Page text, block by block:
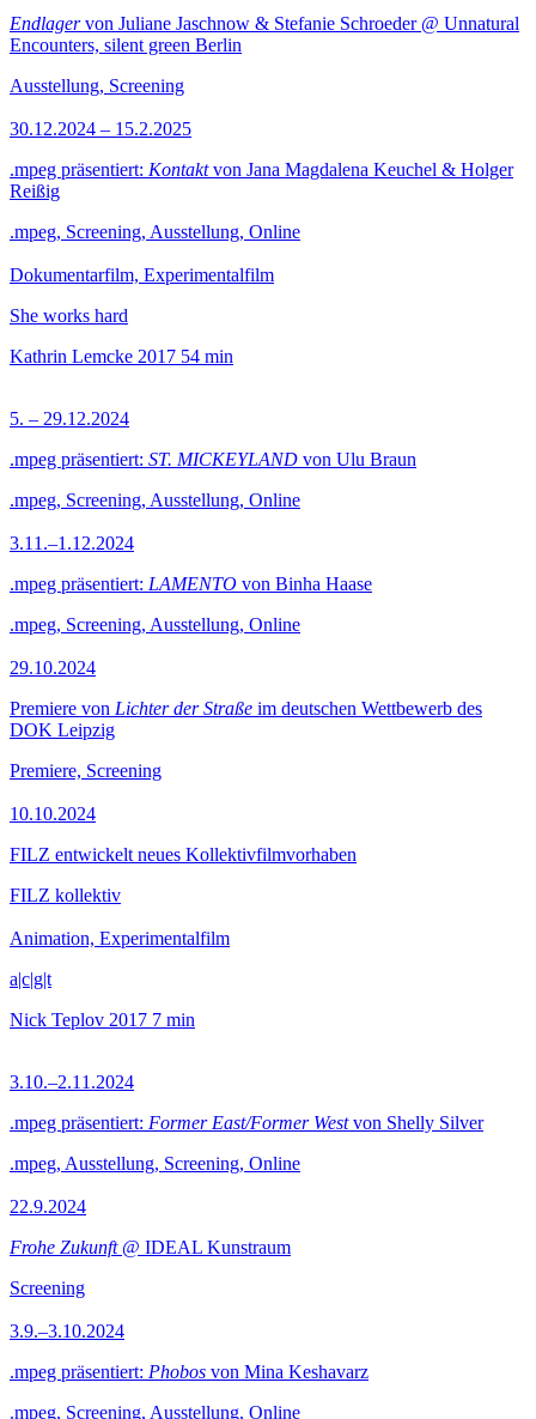
Endlagervon Juliane Jaschnow & Stefanie Schroeder @ Unnatural
Encounters, silent green Berlin
Ausstellung, Screening
30.12.2024 – 15.2.2025
.mpeg präsentiert: Kontaktvon Jana Magdalena Keuchel & Holger
Reißig
.mpeg, Screening, Ausstellung, Online
Dokumentarfilm, Experimentalfilm
She works hard
Kathrin Lemcke 2017 54 min
5. – 29.12.2024
.mpeg präsentiert: ST. MICKEYLAND von Ulu Braun
.mpeg, Screening, Ausstellung, Online
3.11.–1.12.2024
.mpeg präsentiert: LAMENTO von Binha Haase
.mpeg, Screening, Ausstellung, Online
29.10.2024
Premiere von Lichter der Straße im deutschen Wettbewerb des
DOK Leipzig
Premiere, Screening
10.10.2024
FILZ entwickelt neues Kollektivfilmvorhaben
FILZ kollektiv
Animation, Experimentalfilm
a|c|g|t
Nick Teplov 2017 7 min
3.10.–2.11.2024
.mpeg präsentiert: Former East/Former Westvon Shelly Silver
.mpeg, Ausstellung, Screening, Online
22.9.2024
Frohe Zukunft@ IDEAL Kunstraum
Screening
3.9.–3.10.2024
.mpeg präsentiert: Phobos von Mina Keshavarz
.mpeg, Screening, Ausstellung, Online